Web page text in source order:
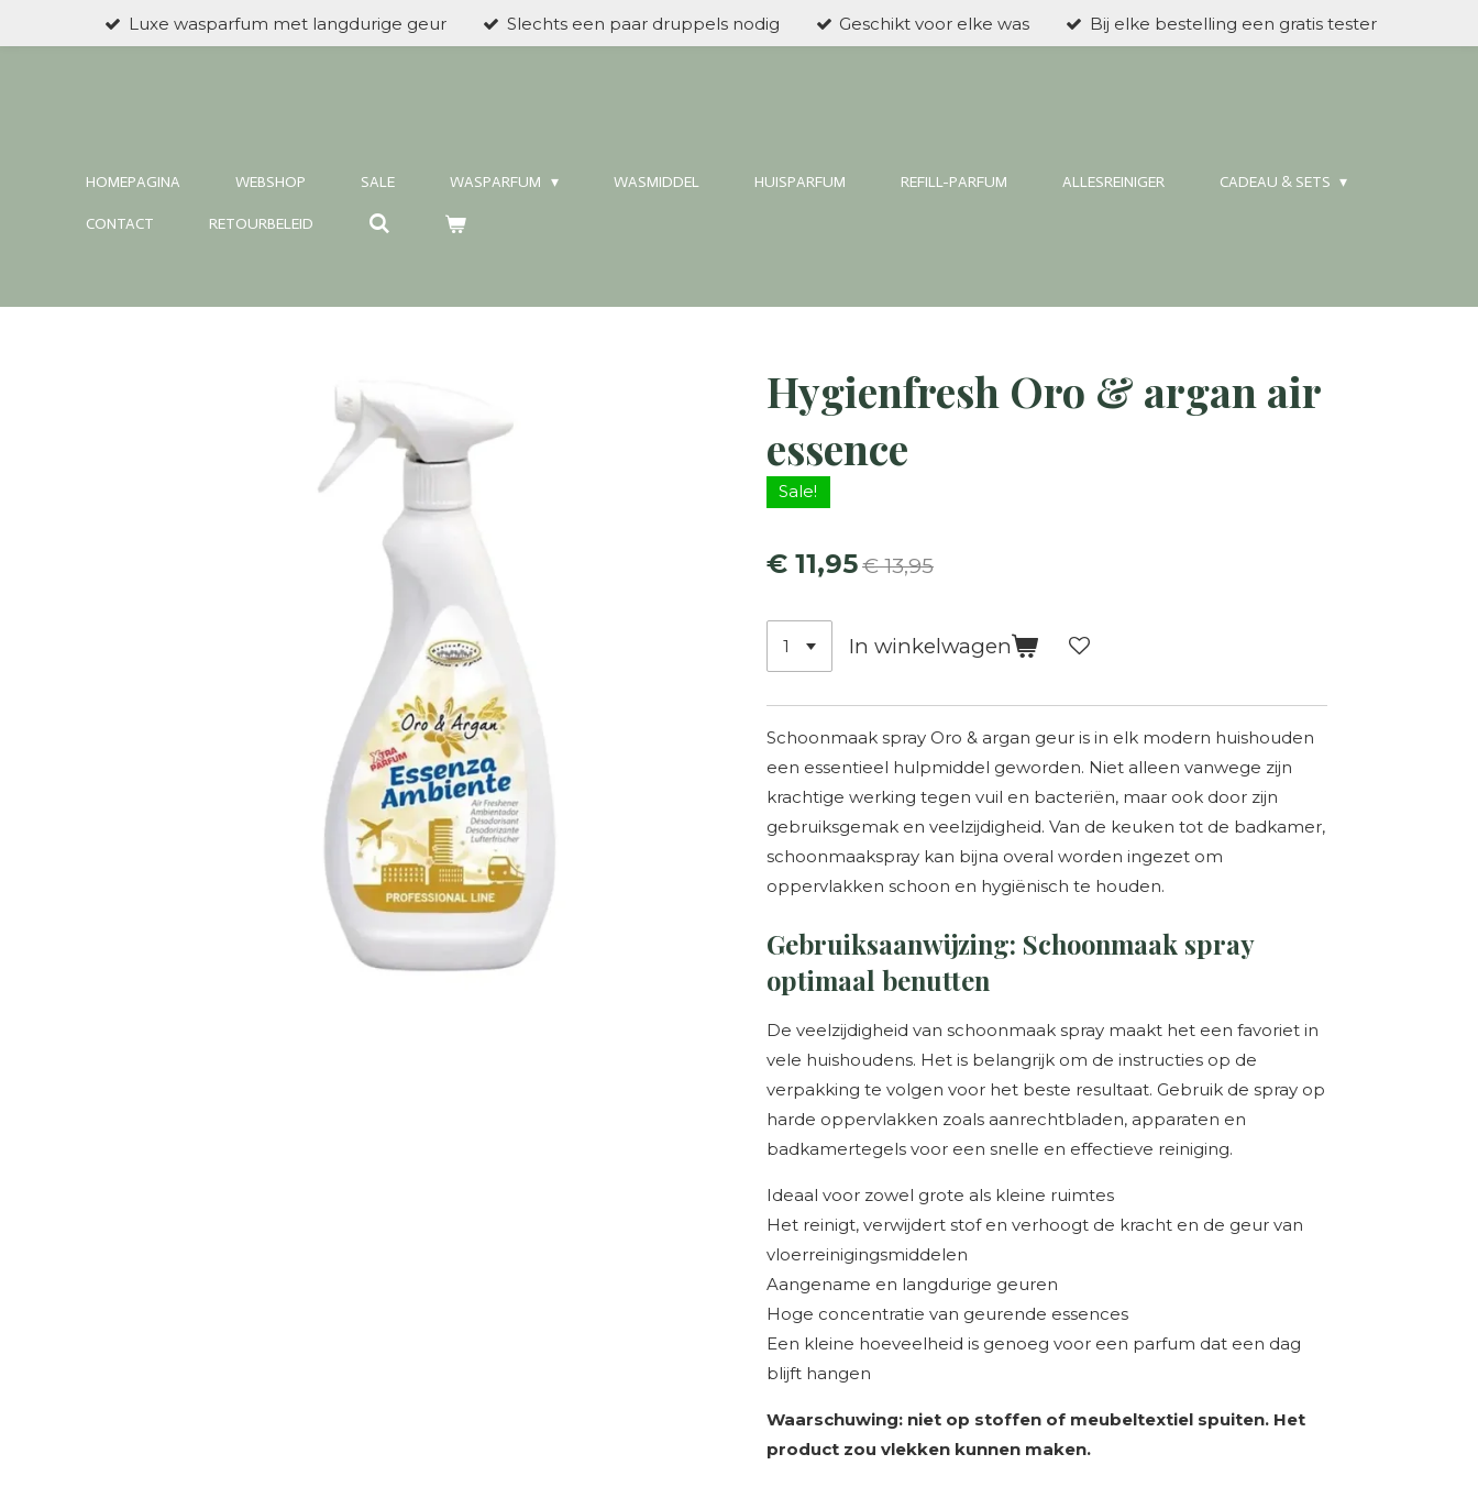
Luxe wasparfum met langdurige geur Slechts een paar druppels nodig Geschikt voor elke was Bij elke bestelling een gratis tester
HOMEPAGINA WEBSHOP SALE WASPARFUM WASMIDDEL HUISPARFUM REFILL-PARFUM ALLESREINIGER CADEAU & SETS
CONTACT RETOURBELEID
Hygienfresh Oro & argan air
essence
Sale!
€ 11,95€ 13,95
In winkelwagen
Schoonmaak spray Oro & argan geur is in elk modern huishouden
een essentieel hulpmiddel geworden. Niet alleen vanwege zijn
krachtige werking tegen vuil en bacteriën, maar ook door zijn
gebruiksgemak en veelzijdigheid. Van de keuken tot de badkamer,
schoonmaakspray kan bijna overal worden ingezet om
oppervlakken schoon en hygiënisch te houden.
Gebruiksaanwijzing: Schoonmaak spray
optimaal benutten
De veelzijdigheid van schoonmaak spray maakt het een favoriet in
vele huishoudens. Het is belangrijk om de instructies op de
verpakking te volgen voor het beste resultaat. Gebruik de spray op
harde oppervlakken zoals aanrechtbladen, apparaten en
badkamertegels voor een snelle en effectieve reiniging.
Ideaal voor zowel grote als kleine ruimtes
Het reinigt, verwijdert stof en verhoogt de kracht en de geur van
vloerreinigingsmiddelen
Aangename en langdurige geuren
Hoge concentratie van geurende essences
Een kleine hoeveelheid is genoeg voor een parfum dat een dag
blijft hangen
Waarschuwing: niet op stoffen of meubeltextiel spuiten. Het
product zou vlekken kunnen maken.